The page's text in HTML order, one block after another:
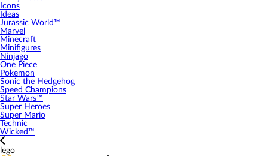
Icons
Ideas
Jurassic World™
Marvel
Minecraft
Minifigures
Ninjago
One Piece
Pokemon
Sonic the Hedgehog
Speed Champions
Star Wars™
Super Heroes
Super Mario
Technic
Wicked™
lego